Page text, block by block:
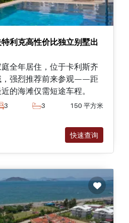
利克高性价比独立别墅出
全年居住，位于卡利斯齐
，强烈推荐前来参观——距
的海滩仅需短途车程。
3 3 150 平方米
快速查询